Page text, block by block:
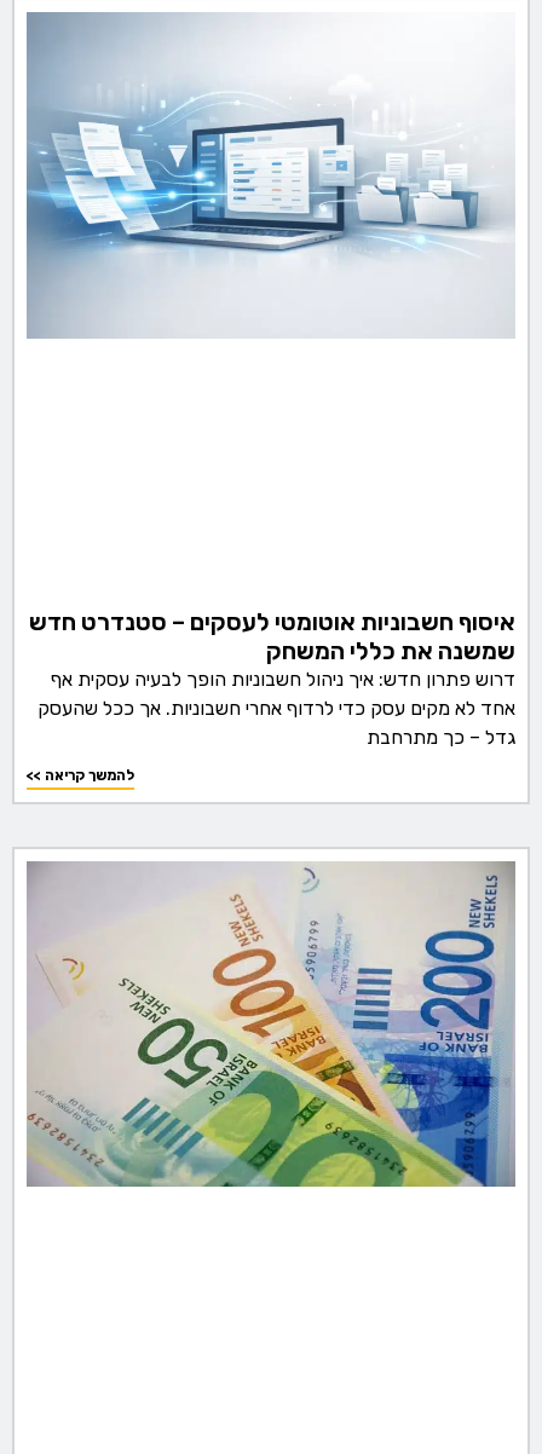
איסוף חשבוניות אוטומטי לעסקים – סטנדרט חדש
שמשנה את כללי המשחק
דרוש פתרון חדש: איך ניהול חשבוניות הופך לבעיה עסקית אף
אחד לא מקים עסק כדי לרדוף אחרי חשבוניות. אך ככל שהעסק
גדל – כך מתרחבת
<< להמשך קריאה